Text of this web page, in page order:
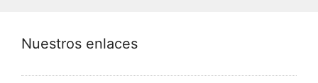
Nuestros enlaces